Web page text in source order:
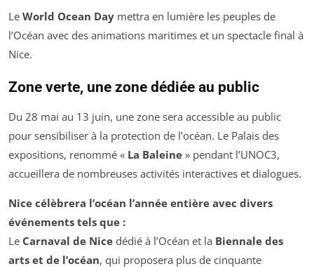
Le World Ocean Day mettra en lumière les peuples de
l’Océan avec des animations maritimes et un spectacle final à
Nice.
Zone verte, une zone dédiée au public
Du 28 mai au 13 juin, une zone sera accessible au public
pour sensibiliser à la protection de l’océan. Le Palais des
expositions, renommé « La Baleine » pendant l’UNOC3,
accueillera de nombreuses activités interactives et dialogues.
Nice célèbrera l’océan l’année entière avec divers
événements tels que :
Le Carnaval de Nice dédié à l’Océan et la Biennale des
arts et de l’océan, qui proposera plus de cinquante